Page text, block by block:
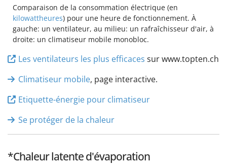
Comparaison de la consommation électrique (en
kilowattheures) pour une heure de fonctionnement. À
gauche: un ventilateur, au milieu: un rafraîchisseur d'air, à
droite: un climatiseur mobile monobloc.
Les ventilateurs les plus efficaces sur www.topten.ch
Climatiseur mobile, page interactive.
Etiquette-énergie pour climatiseur
Se protéger de la chaleur
*Chaleur latente d'évaporation